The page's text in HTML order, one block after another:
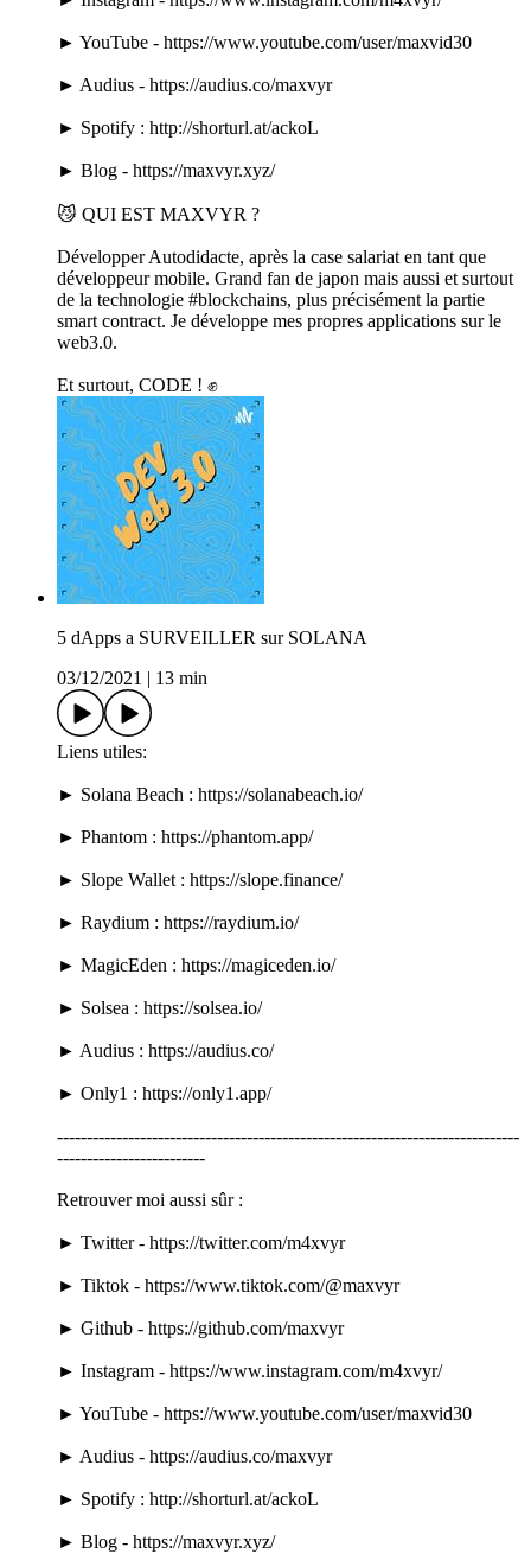
► YouTube - https://www.youtube.com/user/maxvid30
► Audius - https://audius.co/maxvyr
► Spotify : http://shorturl.at/ackoL
► Blog - https://maxvyr.xyz/
😼 QUI EST MAXVYR ?
Développer Autodidacte, après la case salariat en tant que
développeur mobile. Grand fan de japon mais aussi et surtout
de la technologie #blockchains, plus précisément la partie
smart contract. Je développe mes propres applications sur le
web3.0.
Et surtout, CODE ! ✊
5 dApps a SURVEILLER sur SOLANA
03/12/2021
13 min
Liens utiles:
► Solana Beach : https://solanabeach.io/
► Phantom : https://phantom.app/
► Slope Wallet : https://slope.finance/
► Raydium : https://raydium.io/
► MagicEden : https://magiceden.io/
► Solsea : https://solsea.io/
► Audius : https://audius.co/
► Only1 : https://only1.app/
------------------------------------------------------------------------------
-------------------------
Retrouver moi aussi sûr :
► Twitter - https://twitter.com/m4xvyr
► Tiktok - https://www.tiktok.com/@maxvyr
► Github - https://github.com/maxvyr
► Instagram - https://www.instagram.com/m4xvyr/
► YouTube - https://www.youtube.com/user/maxvid30
► Audius - https://audius.co/maxvyr
► Spotify : http://shorturl.at/ackoL
► Blog - https://maxvyr.xyz/